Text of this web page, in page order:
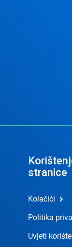
stranice
Kolačići
Politika
Uvjeti